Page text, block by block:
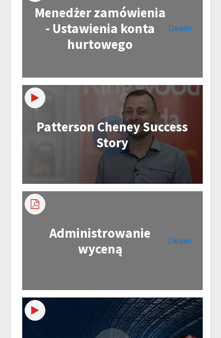
Menedżer zamówienia
- Ustawienia konta
hurtowego
Dealer
Patterson Cheney Success
Story
Administrowanie
wyceną
Dealer